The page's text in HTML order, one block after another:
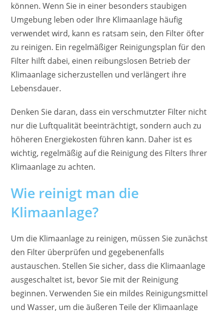
können. Wenn Sie in einer besonders staubigen
Umgebung leben oder Ihre Klimaanlage häufig
verwendet wird, kann es ratsam sein, den Filter öfter
zu reinigen. Ein regelmäßiger Reinigungsplan für den
Filter hilft dabei, einen reibungslosen Betrieb der
Klimaanlage sicherzustellen und verlängert ihre
Lebensdauer.
Denken Sie daran, dass ein verschmutzter Filter nicht
nur die Luftqualität beeinträchtigt, sondern auch zu
höheren Energiekosten führen kann. Daher ist es
wichtig, regelmäßig auf die Reinigung des Filters Ihrer
Klimaanlage zu achten.
Wie reinigt man die
Klimaanlage?
Um die Klimaanlage zu reinigen, müssen Sie zunächst
den Filter überprüfen und gegebenenfalls
austauschen. Stellen Sie sicher, dass die Klimaanlage
ausgeschaltet ist, bevor Sie mit der Reinigung
beginnen. Verwenden Sie ein mildes Reinigungsmittel
und Wasser, um die äußeren Teile der Klimaanlage